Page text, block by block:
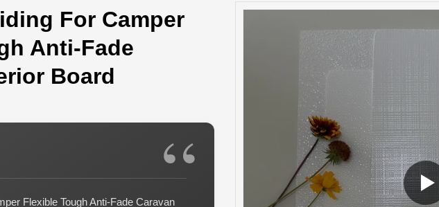
For Camper
Anti-Fade
Board
Flexible Tough Anti-Fade Caravan